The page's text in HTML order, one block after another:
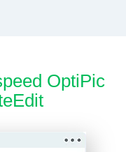
OptiPic